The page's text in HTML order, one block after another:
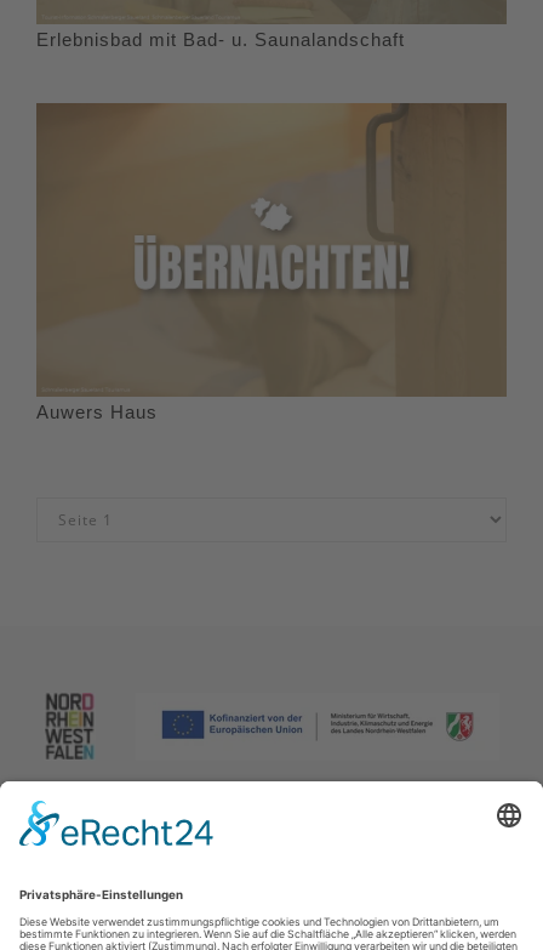
Erlebnisbad mit Bad- u. Saunalandschaft
Auwers Haus
Impressum|Datenschutzerklärung|Barrierefreiheitserklärung|